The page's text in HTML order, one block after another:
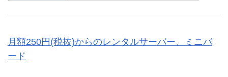
月額250円(税抜)からのレンタルサーバー、ミニバ
ード